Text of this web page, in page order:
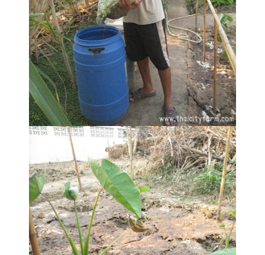
Search
for:
Search